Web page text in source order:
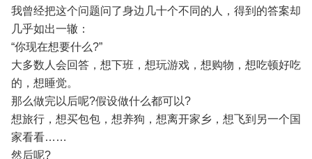
我曾经把这个问题问了身边几十个不同的人，得到的答案却
几乎如出一辙：
“你现在想要什么?”
大多数人会回答，想下班，想玩游戏，想购物，想吃顿好吃
的，想睡觉。
那么做完以后呢?假设做什么都可以?
想旅行，想买包包，想养狗，想离开家乡，想飞到另一个国
家看看……
然后呢?